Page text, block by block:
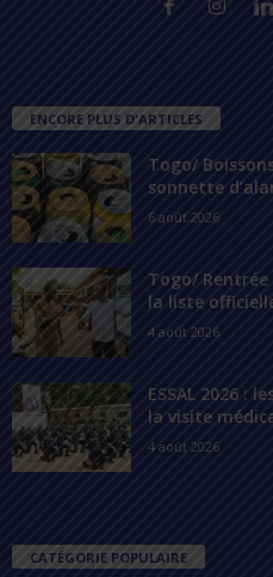
ENCORE PLUS D'ARTICLES
Togo/
sonnette
6 août 2026
Togo/ Rentrée
la liste
4 août 2026
ESSAL 2026 :
la visite
4 août 2026
CATÉGORIE POPULAIRE